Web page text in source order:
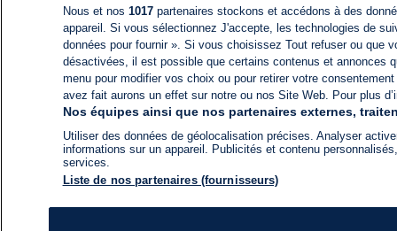
Nous et nos 1017partenaires stockons et accédons à des
appareil. Si vous sélectionnez J'accepte, les technologies de
données pour fournir ». Si vous choisissez Tout refuser ou
désactivées, il est possible que certains contenus et annonces
menu pour modifier vos choix ou pour retirer votre
avez fait aurons un effet sur notre ou nos Site Web. Pour plus
Nos équipes ainsi que nos partenaires externes,
Utiliser des données de géolocalisation précises. Analyser
informations sur un appareil. Publicités et contenu
services.
Liste de nos partenaires (fournisseurs)